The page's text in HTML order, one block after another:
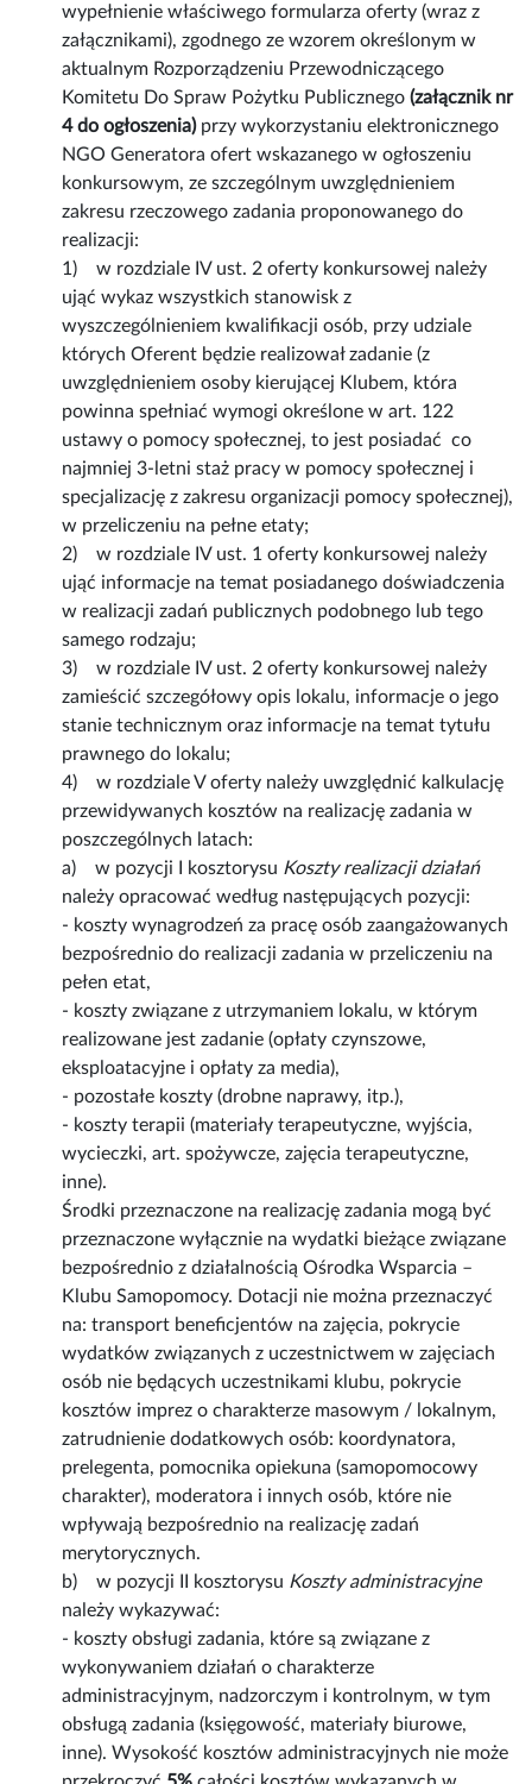
wypełnienie właściwego formularza oferty (wraz z
załącznikami), zgodnego ze wzorem określonym w
aktualnym Rozporządzeniu Przewodniczącego
Komitetu Do Spraw Pożytku Publicznego(załącznik nr
4 do ogłoszenia) przy wykorzystaniu elektronicznego
NGO Generatora ofert wskazanego w ogłoszeniu
konkursowym, ze szczególnym uwzględnieniem
zakresu rzeczowego zadania proponowanego do
realizacji:
1) w rozdziale IV ust. 2 oferty konkursowej należy
ująć wykaz wszystkich stanowisk z
wyszczególnieniem kwalifikacji osób, przy udziale
których Oferent będzie realizował zadanie (z
uwzględnieniem osoby kierującej Klubem, która
powinna spełniać wymogi określone w art. 122
ustawy o pomocy społecznej, to jest posiadać co
najmniej 3-letni staż pracy w pomocy społecznej i
specjalizację z zakresu organizacji pomocy społecznej),
w przeliczeniu na pełne etaty;
2) w rozdziale IV ust. 1 oferty konkursowej należy
ująć informacje na temat posiadanego doświadczenia
w realizacji zadań publicznych podobnego lub tego
samego rodzaju;
3) w rozdziale IV ust. 2 oferty konkursowej należy
zamieścić szczegółowy opis lokalu, informacje o jego
stanie technicznym oraz informacje na temat tytułu
prawnego do lokalu;
4) w rozdziale V oferty należy uwzględnić kalkulację
przewidywanych kosztów na realizację zadania w
poszczególnych latach:
a) w pozycji I kosztorysu Koszty realizacji działań
należy opracować według następujących pozycji:
- koszty wynagrodzeń za pracę osób zaangażowanych
bezpośrednio do realizacji zadania w przeliczeniu na
pełen etat,
- koszty związane z utrzymaniem lokalu, w którym
realizowane jest zadanie (opłaty czynszowe,
eksploatacyjne i opłaty za media),
- pozostałe koszty (drobne naprawy, itp.),
- koszty terapii (materiały terapeutyczne, wyjścia,
wycieczki, art. spożywcze, zajęcia terapeutyczne,
inne).
Środki przeznaczone na realizację zadania mogą być
przeznaczone wyłącznie na wydatki bieżące związane
bezpośrednio z działalnością Ośrodka Wsparcia –
Klubu Samopomocy. Dotacji nie można przeznaczyć
na: transport beneficjentów na zajęcia, pokrycie
wydatków związanych z uczestnictwem w zajęciach
osób nie będących uczestnikami klubu, pokrycie
kosztów imprez o charakterze masowym / lokalnym,
zatrudnienie dodatkowych osób: koordynatora,
prelegenta, pomocnika opiekuna (samopomocowy
charakter), moderatora i innych osób, które nie
wpływają bezpośrednio na realizację zadań
merytorycznych.
b) w pozycji II kosztorysu Koszty administracyjne
należy wykazywać:
- koszty obsługi zadania, które są związane z
wykonywaniem działań o charakterze
administracyjnym, nadzorczym i kontrolnym, w tym
obsługą zadania (księgowość, materiały biurowe,
inne). Wysokość kosztów administracyjnych nie może